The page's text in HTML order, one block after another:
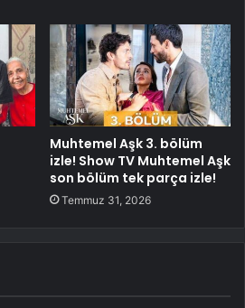
Muhtemel Aşk 3. bölüm
izle! Show TV Muhtemel Aşk
son bölüm tek parça izle!
Temmuz 31, 2026